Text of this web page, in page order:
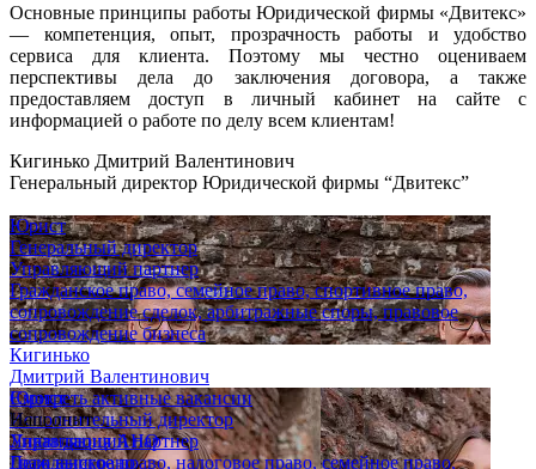
Основные принципы работы Юридической фирмы «Двитекс»
— компетенция, опыт, прозрачность работы и удобство
сервиса для клиента. Поэтому мы честно оцениваем
перспективы дела до заключения договора, а также
предоставляем доступ в личный кабинет на сайте с
информацией о работе по делу всем клиентам!
Кигинько Дмитрий Валентинович
Генеральный директор Юридической фирмы “Двитекс”
Юрист
Генеральный директор
Управляющий партнер
Гражданское право, семейное право, спортивное право,
сопровождение сделок, арбитражные споры, правовое
сопровождение бизнеса
Кигинько
Дмитрий Валентинович
Юрист
Исполнительный директор
Управляющий партнер
Гражданское право, налоговое право, семейное право,
Смотреть активные вакансии
Наш опыт
Ликвидация АНО
Дело выиграно